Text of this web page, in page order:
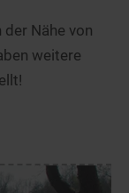
Nähe von
weitere